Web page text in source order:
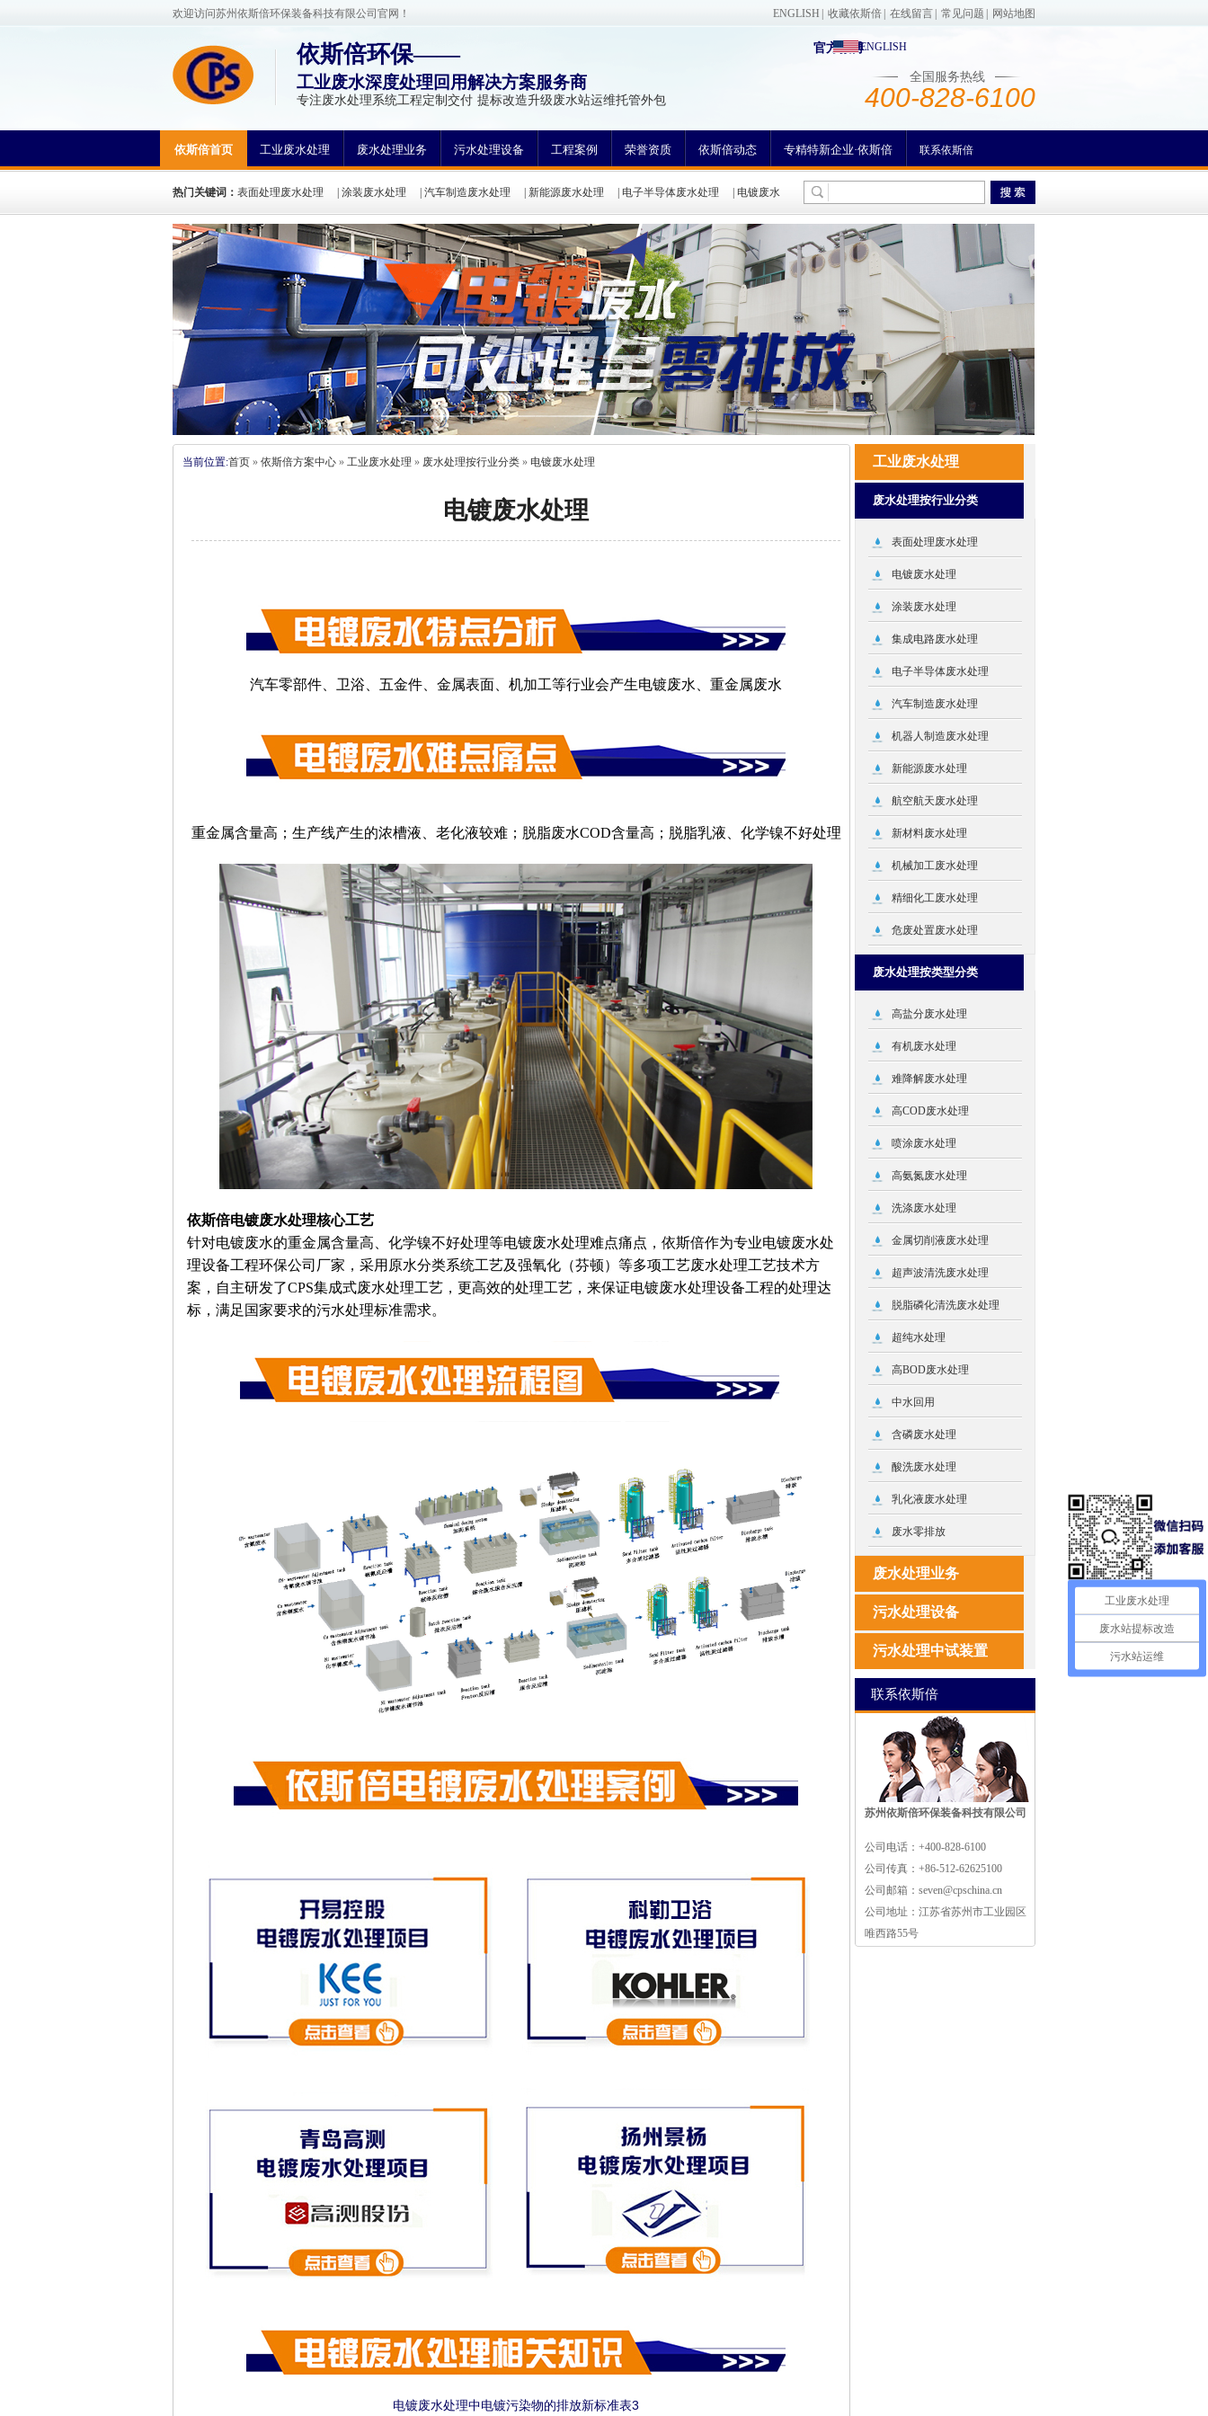
欢迎访问苏州依斯倍环保装备科技有限公司官网！ ENGLISH 收藏依斯倍 在线留言 常见问题 网站地图
依斯倍环保——
工业废水深度处理回用解决方案服务商
专注废水处理系统工程定制交付 提标改造升级废水站运维托管外包
ENGLISH
官方微博
全国服务热线
400-828-6100
依斯倍首页 工业废水处理 废水处理业务 污水处理设备 工程案例 荣誉资质 依斯倍动态 专精特新企业·依斯倍 联系依斯倍
热门关键词： 表面处理废水处理 涂装废水处理 汽车制造废水处理 新能源废水处理 电子半导体废水处理 电镀废水
处理 |高盐分废水处理 高COD废水处理
当前位置:首页 » 依斯倍方案中心 » 工业废水处理 » 废水处理按行业分类 » 电镀废水处理
电镀废水处理
汽车零部件、卫浴、五金件、金属表面、机加工等行业会产生电镀废水、重金属废水
重金属含量高；生产线产生的浓槽液、老化液较难；脱脂废水COD含量高；脱脂乳液、化学镍不好处理
依斯倍电镀废水处理核心工艺
针对电镀废水的重金属含量高、化学镍不好处理等电镀废水处理难点痛点，依斯倍作为专业电镀废水处
理设备工程环保公司厂家，采用原水分类系统工艺及强氧化（芬顿）等多项工艺废水处理工艺技术方
案，自主研发了CPS集成式废水处理工艺，更高效的处理工艺，来保证电镀废水处理设备工程的处理达
标，满足国家要求的污水处理标准需求。
电镀废水处理中电镀污染物的排放新标准表3
工业废水处理
废水处理按行业分类
表面处理废水处理
电镀废水处理
涂装废水处理
集成电路废水处理
电子半导体废水处理
汽车制造废水处理
机器人制造废水处理
新能源废水处理
航空航天废水处理
新材料废水处理
机械加工废水处理
精细化工废水处理
危废处置废水处理
废水处理按类型分类
高盐分废水处理
有机废水处理
难降解废水处理
高COD废水处理
喷涂废水处理
高氨氮废水处理
洗涤废水处理
金属切削液废水处理
超声波清洗废水处理
脱脂磷化清洗废水处理
超纯水处理
高BOD废水处理
中水回用
含磷废水处理
酸洗废水处理
乳化液废水处理
废水零排放
废水处理业务
污水处理设备
污水处理中试装置
联系依斯倍
苏州依斯倍环保装备科技有限公司
公司电话： +400-828-6100
公司传真： +86-512-62625100
公司邮箱： seven@cpschina.cn
公司地址： 江苏省苏州市工业园区
唯西路55号
工业废水处理
废水站提标改造
污水站运维